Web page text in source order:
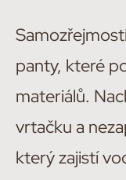
panty, které
materiálů.
vrtačku a
který zajistí